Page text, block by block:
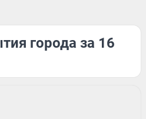
города за 16